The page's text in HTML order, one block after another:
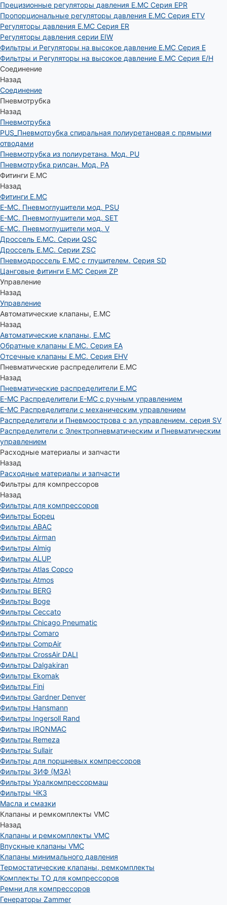
Прецизионные регуляторы давления E.MC Серия EPR
Пропорциональные регуляторы давления E.MC Серия ETV
Регуляторы давления E.MC Серия ER
Регуляторы давления серии EIW
Фильтры и Регуляторы на высокое давление E.MC Серия E
Фильтры и Регуляторы на высокое давление E.MC Серия E/H
Соединение
Назад
Соединение
Пневмотрубка
Назад
Пневмотрубка
PUS_Пневмотрубка спиральная полиуретановая с прямыми
отводами
Пневмотрубка из полиуретана. Мод. РU
Пневмотрубка рилсан. Мод. PA
Фитинги E.MC
Назад
Фитинги E.MC
E-MC. Пневмоглушители мод. PSU
E-MC. Пневмоглушители мод. SET
E-MC. Пневмоглушители мод. V
Дроссель E.MC. Серии QSC
Дроссель E.MC. Серии ZSC
Пневмодроссель E.MC с глушителем. Серия SD
Цанговые фитинги E.MC Серия ZP
Управление
Назад
Управление
Автоматические клапаны, Е.МС
Назад
Автоматические клапаны, Е.МС
Обратные клапаны E.MC. Серия EA
Отсечные клапаны E.MC. Серия EHV
Пневматические распределители E.MC
Назад
Пневматические распределители E.MC
E-MC Распределители E-MC с ручным управлением
E-MC Распределители с механическим управлением
Распределители и Пневмоострова с эл.управлением. серия SV
Распределители с Электропневматическим и Пневматическим
управлением
Расходные материалы и запчасти
Назад
Расходные материалы и запчасти
Фильтры для компрессоров
Назад
Фильтры для компрессоров
Фильтры Борец
Фильтры ABAC
Фильтры Airman
Фильтры Almig
Фильтры ALUP
Фильтры Atlas Copco
Фильтры Atmos
Фильтры BERG
Фильтры Boge
Фильтры Ceccato
Фильтры Chicago Pneumatic
Фильтры Comaro
Фильтры CompAir
Фильтры CrossAir DALI
Фильтры Dalgakiran
Фильтры Ekomak
Фильтры Fini
Фильтры Gardner Denver
Фильтры Hansmann
Фильтры Ingersoll Rand
Фильтры IRONMAC
Фильтры Remeza
Фильтры Sullair
Фильтры для поршневых компрессоров
Фильтры ЗИФ (МЗА)
Фильтры Уралкомпрессормаш
Фильтры ЧКЗ
Масла и смазки
Клапаны и ремкомплекты VMC
Назад
Клапаны и ремкомплекты VMC
Впускные клапаны VMC
Клапаны минимального давления
Термостатические клапаны, ремкомплекты
Комплекты ТО для компрессоров
Ремни для компрессоров
Генераторы Zammer